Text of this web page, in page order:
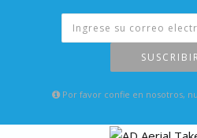
Por favor confie en nosotros,